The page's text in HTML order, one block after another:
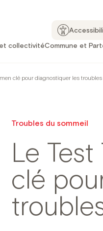
collectivitéCommune et
clé pour diagnostiquer les
Troubles du sommeil
Le Test
clé